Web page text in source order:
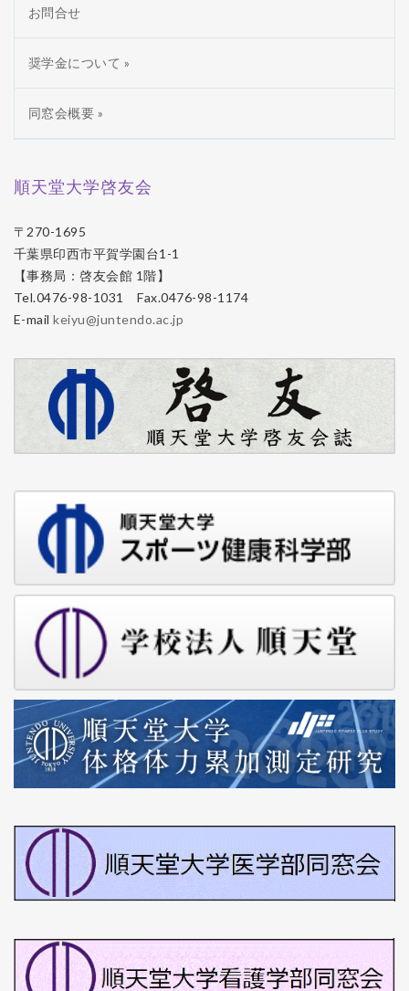
お問合せ
奨学金について »
同窓会概要 »
順天堂大学啓友会
〒270-1695
千葉県印西市平賀学園台1-1
【事務局：啓友会館 1階】
Tel.0476-98-1031 Fax.0476-98-1174
E-mailkeiyu@juntendo.ac.jp